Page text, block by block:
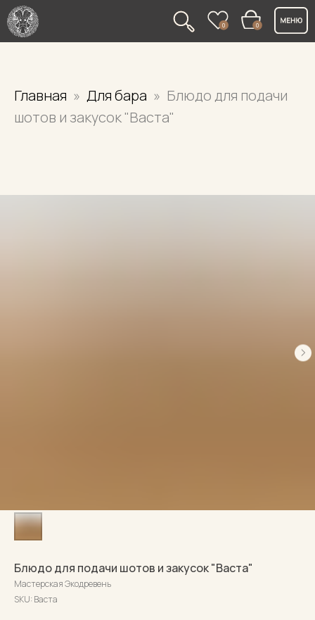
0 0
Главная Для бара
Блюдо для подачи
шотов и закусок "Васта"
Блюдо для подачи шотов и закусок "Васта"
Мастерская Экодревень
SKU: Васта